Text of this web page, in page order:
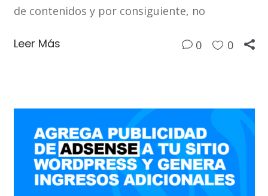
de contenidos y por consiguiente, no
Leer Más 0 0